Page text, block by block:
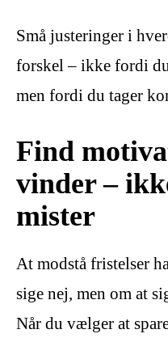
Små justeringer i
forskel – ikke fordi
men fordi du tager
Find
vinder –
mister
At modstå fristelser
sige nej, men om at
Når du vælger at